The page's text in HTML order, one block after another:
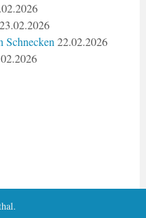
23.02.2026
Schnecken 22.02.2026